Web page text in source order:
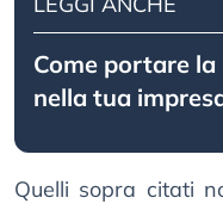
Come portare
nella tua
Quelli sopra citati